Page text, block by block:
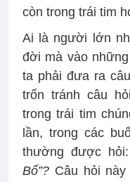
còn trong trái tim
Ai là người lớn
đời mà vào
ta phải đưa ra
trốn tránh câu
trong trái tim
lần, trong các
thường được hỏi:
Bố”? Câu hỏi